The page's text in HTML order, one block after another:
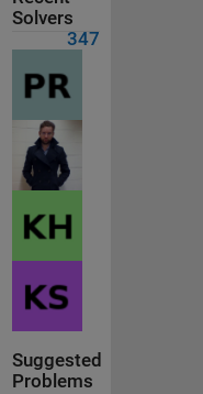
Solvers
347
Suggested
Problems